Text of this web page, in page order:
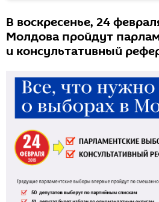
В воскресенье, 24
Молдова пройдут
и консультативный